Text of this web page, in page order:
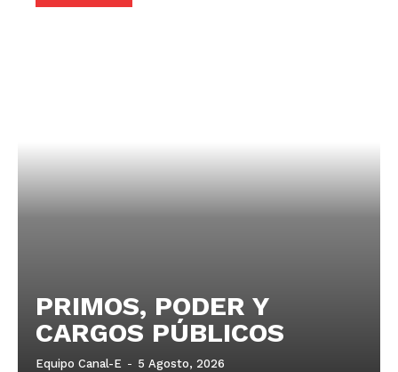
PRIMOS, PODER Y
CARGOS PÚBLICOS
Equipo Canal-E - 5 Agosto, 2026